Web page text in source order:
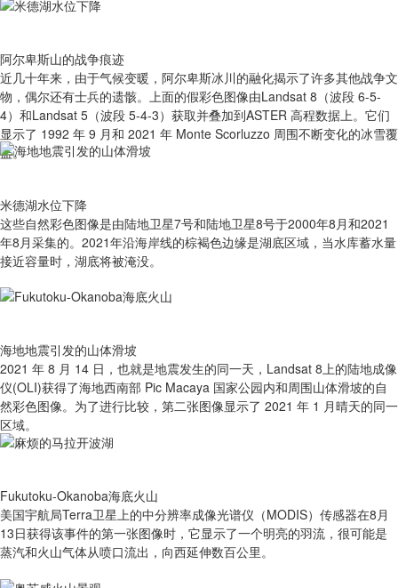
阿尔卑斯山的战争痕迹
近几十年来，由于气候变暖，阿尔卑斯冰川的融化揭示了许多其他战争文
物，偶尔还有士兵的遗骸。上面的假彩色图像由Landsat 8（波段 6-5-
4）和Landsat 5（波段 5-4-3）获取并叠加到ASTER 高程数据上。它们
显示了 1992 年 9 月和 2021 年 Monte Scorluzzo 周围不断变化的冰雪覆
盖。
米德湖水位下降
这些自然彩色图像是由陆地卫星7号和陆地卫星8号于2000年8月和2021
年8月采集的。2021年沿海岸线的棕褐色边缘是湖底区域，当水库蓄水量
接近容量时，湖底将被淹没。
海地地震引发的山体滑坡
2021 年 8 月 14 日，也就是地震发生的同一天，Landsat 8上的陆地成像
仪(OLI)获得了海地西南部 Pic Macaya 国家公园内和周围山体滑坡的自
然彩色图像。为了进行比较，第二张图像显示了 2021 年 1 月晴天的同一
区域。
Fukutoku-Okanoba海底火山
美国宇航局Terra卫星上的中分辨率成像光谱仪（MODIS）传感器在8月
13日获得该事件的第一张图像时，它显示了一个明亮的羽流，很可能是
蒸汽和火山气体从喷口流出，向西延伸数百公里。